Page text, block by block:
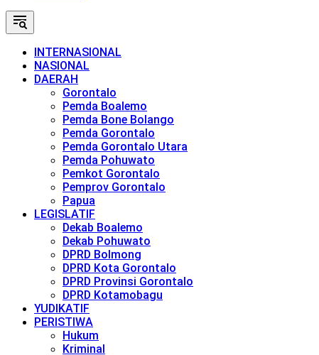
INTERNASIONAL
NASIONAL
DAERAH
Gorontalo
Pemda Boalemo
Pemda Bone Bolango
Pemda Gorontalo
Pemda Gorontalo Utara
Pemda Pohuwato
Pemkot Gorontalo
Pemprov Gorontalo
Papua
LEGISLATIF
Dekab Boalemo
Dekab Pohuwato
DPRD Bolmong
DPRD Kota Gorontalo
DPRD Provinsi Gorontalo
DPRD Kotamobagu
YUDIKATIF
PERISTIWA
Hukum
Kriminal